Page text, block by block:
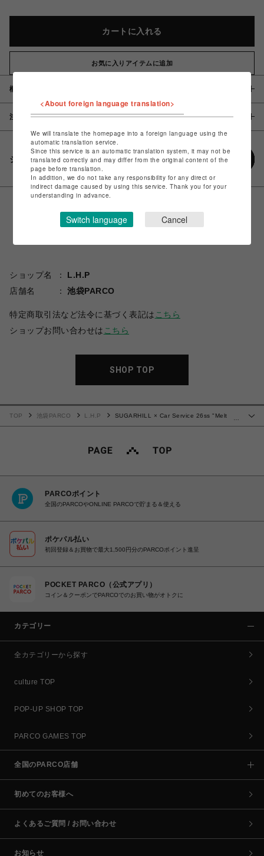
カートに入れる
お気に入りアイテムに追加
概要
注意事項
シェアする
ショップ名
L.H.P
店舗名
池袋PARCO
特定商取引法など法令に基づく表記は こちら
ショップお問い合わせは こちら
SHOP TOP
…
TOP 池袋PARCO L.H.P
SUGARHILL × Car Service 26ss "Melt
PARCOポイント
全国のPARCOやONLINE PARCOで貯まる＆使える
ポケパル払い
初回登録＆お買物で最大1,500円分のPARCOポイント進呈
POCKET PARCO（公式アプリ）
コイン＆クーポンでPARCOでのお買い物がオトクに
カテゴリー
全カテゴリーから探す
culture TOP
POP-UP SHOP TOP
PARCO GAMES TOP
全国のPARCO店舗
初めてのお客様へ
よくあるご質問 / お問い合わせ
お知らせ
<About foreign language translation>
We will translate the homepage into a foreign language using the
automatic translation service.
Since this service is an automatic translation system, it may not be
translated correctly and may differ from the original content of the
page before translation.
In addition, we do not take any responsibility for any direct or
indirect damage caused by using this service. Thank you for your
understanding in advance.
Switch language Cancel